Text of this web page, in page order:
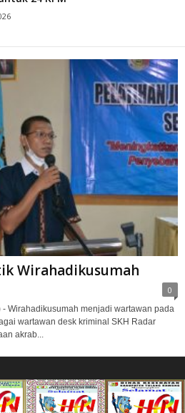
Wirahadikusumah
0
Wirahadikusumah menjadi wartawan pada
wartawan desk kriminal SKH Radar
akrab...